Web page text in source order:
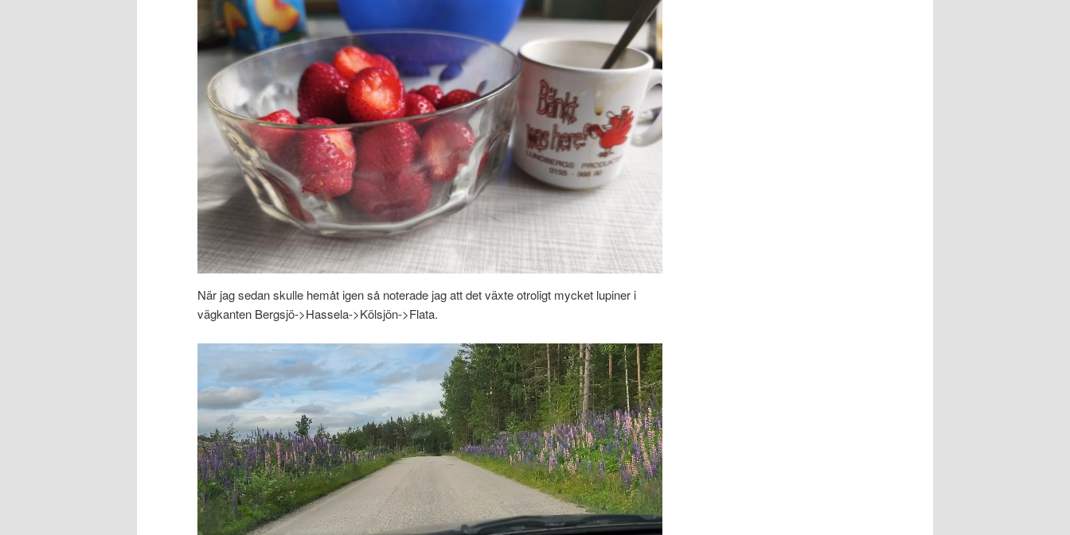
När jag sedan skulle hemåt igen så noterade jag att det växte otroligt mycket lupiner i
vägkanten Bergsjö->Hassela->Kölsjön->Flata.